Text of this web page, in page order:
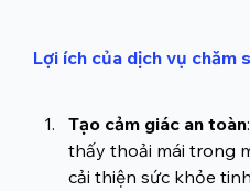
Lợi ích của dịch vụ chăm
Tạo cảm giác an toàn
thấy thoải mái trong
cải thiện sức khỏe